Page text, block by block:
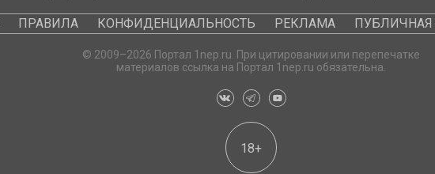
ПРАВИЛА КОНФИДЕНЦИАЛЬНОСТЬ РЕКЛАМА ПУБЛИЧНАЯ
© 2009–2026 Портал 1nep.ru. При цитировании или перепечатке
материалов ссылка на Портал 1nep.ru обязательна.
18+